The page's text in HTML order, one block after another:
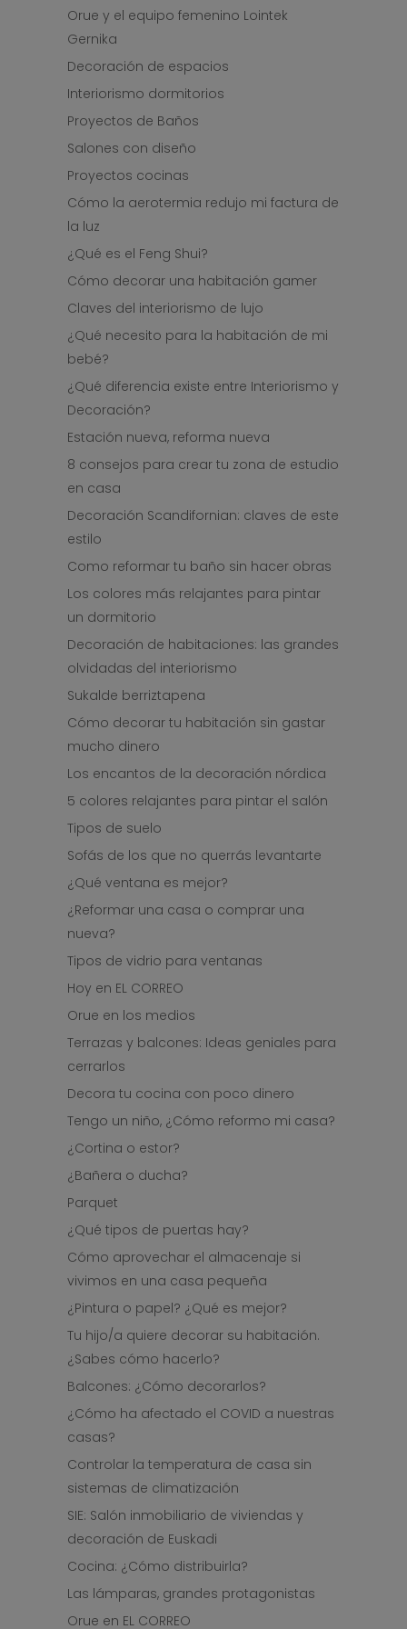
Orue y el equipo femenino Lointek
Gernika
Decoración de espacios
Interiorismo dormitorios
Proyectos de Baños
Salones con diseño
Proyectos cocinas
Cómo la aerotermia redujo mi factura de
la luz
¿Qué es el Feng Shui?
Cómo decorar una habitación gamer
Claves del interiorismo de lujo
¿Qué necesito para la habitación de mi
bebé?
¿Qué diferencia existe entre Interiorismo y
Decoración?
Estación nueva, reforma nueva
8 consejos para crear tu zona de estudio
en casa
Decoración Scandifornian: claves de este
estilo
Como reformar tu baño sin hacer obras
Los colores más relajantes para pintar
un dormitorio
Decoración de habitaciones: las grandes
olvidadas del interiorismo
Sukalde berriztapena
Cómo decorar tu habitación sin gastar
mucho dinero
Los encantos de la decoración nórdica
5 colores relajantes para pintar el salón
Tipos de suelo
Sofás de los que no querrás levantarte
¿Qué ventana es mejor?
¿Reformar una casa o comprar una
nueva?
Tipos de vidrio para ventanas
Hoy en EL CORREO
Orue en los medios
Terrazas y balcones: Ideas geniales para
cerrarlos
Decora tu cocina con poco dinero
Tengo un niño, ¿Cómo reformo mi casa?
¿Cortina o estor?
¿Bañera o ducha?
Parquet
¿Qué tipos de puertas hay?
Cómo aprovechar el almacenaje si
vivimos en una casa pequeña
¿Pintura o papel? ¿Qué es mejor?
Tu hijo/a quiere decorar su habitación.
¿Sabes cómo hacerlo?
Balcones: ¿Cómo decorarlos?
¿Cómo ha afectado el COVID a nuestras
casas?
Controlar la temperatura de casa sin
sistemas de climatización
SIE: Salón inmobiliario de viviendas y
decoración de Euskadi
Cocina: ¿Cómo distribuirla?
Las lámparas, grandes protagonistas
Orue en EL CORREO